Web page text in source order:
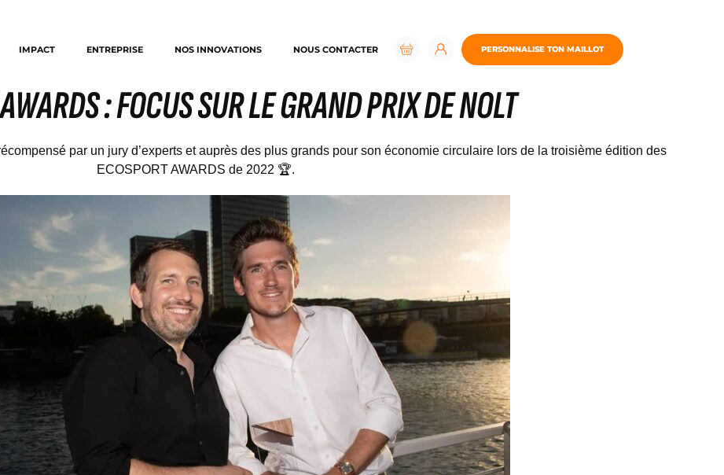
IMPACT ENTREPRISE NOS INNOVATIONS NOUS CONTACTER PERSONNALISE TON MAILLOT
: FOCUS SUR LE GRAND PRIX DE NOLT
par un jury d’experts et auprès des plus grands pour son économie circulaire lors de la troisième édition des
ECOSPORT AWARDS de 2022 🏆.